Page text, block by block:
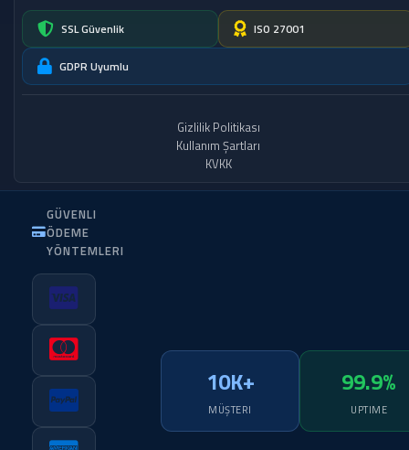
SSL Güvenlik ISO 27001
GDPR Uyumlu
Gizlilik Politikası
Kullanım Şartları
KVKK
GÜVENLI
ÖDEME
YÖNTEMLERI
10K+
MÜŞTERI
99.9%
UPTIME